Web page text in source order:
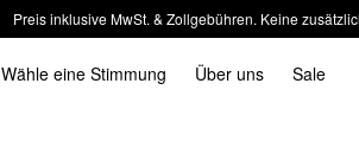
Preis inklusive MwSt. & Zollgebühren. Keine
Wähle eine Stimmung Über uns Sale